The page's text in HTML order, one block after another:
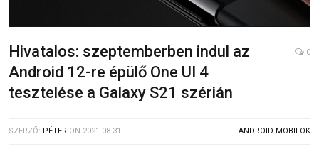
Hivatalos: szeptemberben indul az
Android 12-re épülő One UI 4
tesztelése a Galaxy S21 szérián
0
SZERZŐ: PÉTER ON 2021-08-31 ANDROID MOBILOK